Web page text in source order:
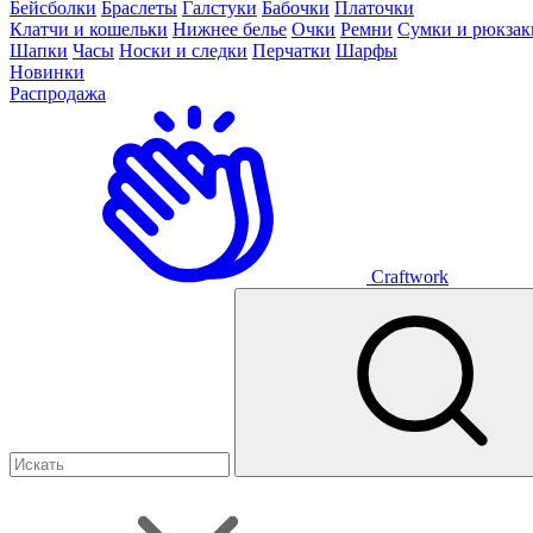
Бейсболки Браслеты Галстуки Бабочки Платочки
Клатчи и кошельки Нижнее белье Очки Ремни Сумки и
Шапки Часы Носки и следки Перчатки Шарфы
Новинки
Распродажа
Craftwork